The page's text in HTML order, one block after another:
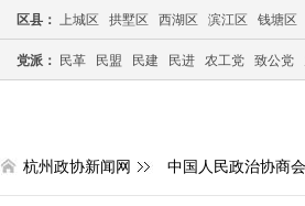
区县： 上城区 拱墅区 西湖区 滨江区 钱塘区
党派： 民革 民盟 民建 民进 农工党 致公党
杭州政协新闻网 中国人民政治协商